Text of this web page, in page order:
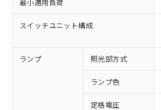
最小適用負荷
スイッチユニット構成
ランプ 照光部方式
ランプ色
定格電圧